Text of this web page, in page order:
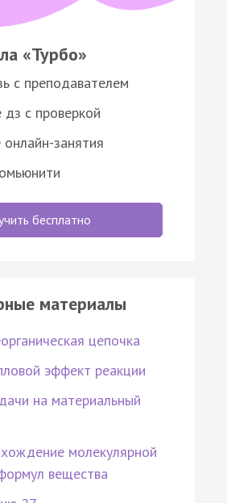
«Турбо»
с преподавателем
с проверкой
занятия
бесплатно
материалы
цепочка
эффект реакции
на материальный
молекулярной
вещества